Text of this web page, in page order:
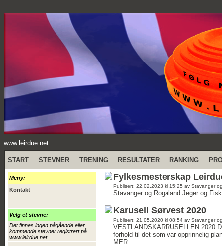
www.leirdue.net
START STEVNER TRENING RESULTATER RANKING
Meny:
Kontakt
Velg et stevne:
Det finnes ingen pågående eller
kommende stevner registrert på
www.leirdue.net
Fylkesmesterskap
Publisert: 22.02.2023 kl 15:25 av Stavanger
Stavanger og Rogaland Jeger og
Karusell Sørvest 2020
Publisert: 21.05.2020 kl 08:54 av Stavanger
VESTLANDSKARRUSELLEN 2020
forhold til det som var opprinnelig
MER